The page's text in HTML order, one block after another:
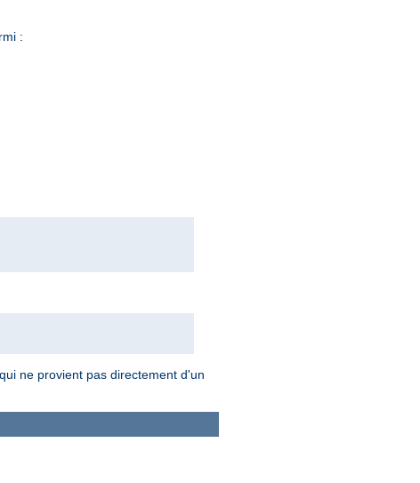
:
ne provient pas directement d'un